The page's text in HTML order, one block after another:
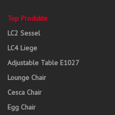
Top Produkte
LC2 Sessel
LC4 Liege
Adjustable Table E1027
Lounge Chair
Cesca Chair
Egg Chair